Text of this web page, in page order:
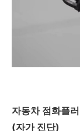
자동차 점화플
(자가 진단)